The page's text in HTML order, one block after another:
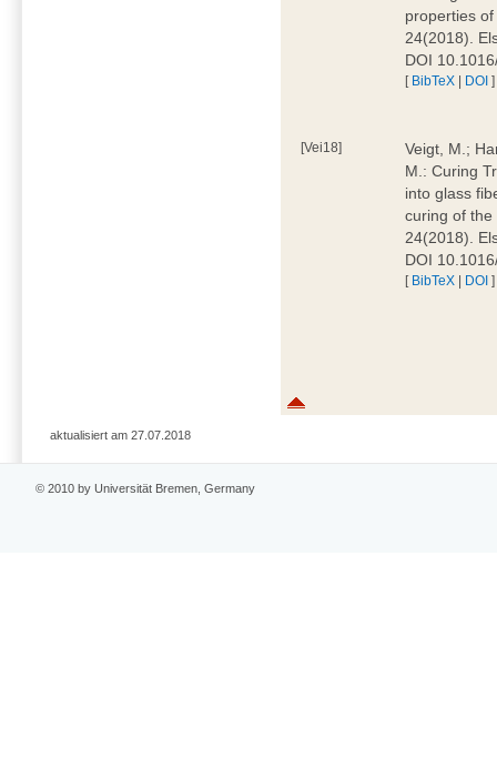
properties
24(2018).
DOI
[ BibTeX | DOI ]
[Vei18]
Veigt, M.;
M.: Curing
into glass
curing of
24(2018).
DOI
[ BibTeX | DOI ]
aktualisiert am 27.07.2018
© 2010 by Universität Bremen, Germany